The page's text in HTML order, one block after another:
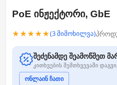
PoE ინჟექტორი, GbE
★★★★★(3 მიმოხილვა)
შეძენამდე შეამოწმეთ
კითხვების შემთხვევაში
ონლაინ ჩათი